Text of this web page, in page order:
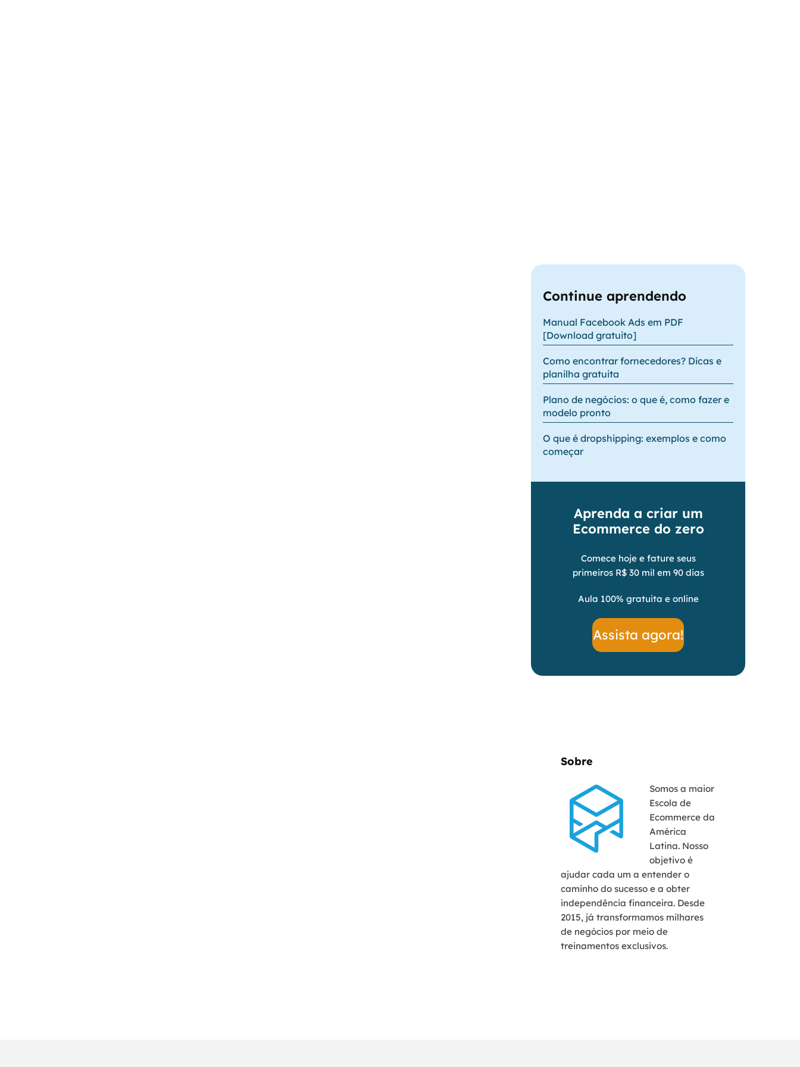
Continue aprendendo
Manual Facebook Ads em PDF
[Download gratuito]
Como encontrar fornecedores? Dicas e
planilha gratuita
Plano de negócios: o que é, como fazer e
modelo pronto
O que é dropshipping: exemplos e como
começar
Aprenda a criar um
Ecommerce do zero
Comece hoje e fature seus
primeiros R$ 30 mil em 90 dias
Aula 100% gratuita e online
Assista agora!
Sobre
Somos a maior
Escola de
Ecommerce da
América
Latina. Nosso
objetivo é
ajudar cada um a entender o
caminho do sucesso e a obter
independência financeira. Desde
2015, já transformamos milhares
de negócios por meio de
treinamentos exclusivos.